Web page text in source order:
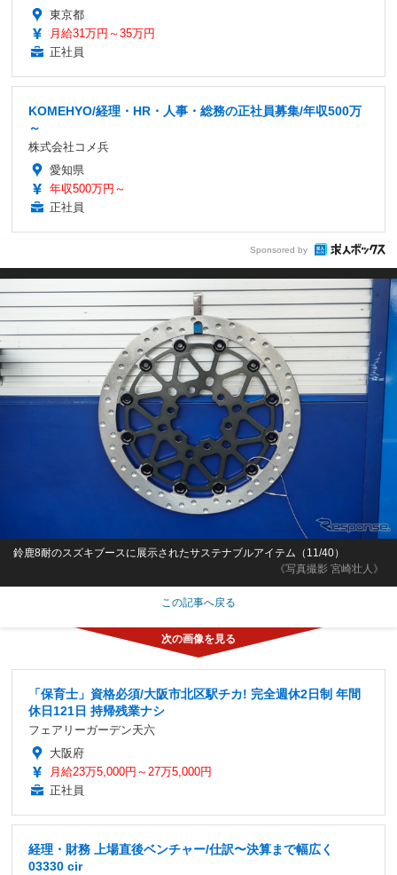
東京都
月給31万円～35万円
正社員
KOMEHYO/経理・HR・人事・総務の正社員募集/年収500万
～
株式会社コメ兵
愛知県
年収500万円～
正社員
Sponsored by
《写真撮影 宮崎壮人》
鈴鹿8耐のスズキブースに展示されたサステナブルアイテム（11/40）
この記事へ戻る
「保育士」資格必須/大阪市北区駅チカ! 完全週休2日制 年間
休日121日 持帰残業ナシ
フェアリーガーデン天六
大阪府
月給23万5,000円～27万5,000円
正社員
経理・財務 上場直後ベンチャー/仕訳〜決算まで幅広く
03330 cir